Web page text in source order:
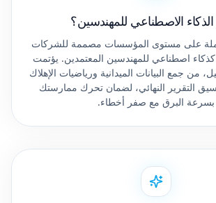
الاصطناعي للمهندسين؟
على مستوى المؤسسات مصممة للشركات
كذكاء اصطناعي للمهندسين المعتمدين. يؤتمت
من جمع البيانات الميدانية ورياضيات الإهلاك
التقرير النهائي، لضمان تحرك ممارستك
بسرعة البرق مع صفر أخطاء.